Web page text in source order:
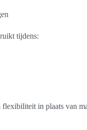
tijdens:
in plaats van